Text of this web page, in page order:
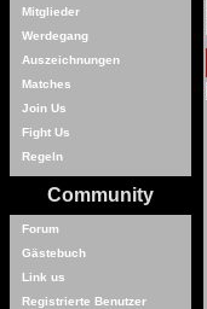
Mitglieder
Werdegang
Auszeichnungen
Matches
Join Us
Fight Us
Regeln
Community
Forum
Gästebuch
Link us
Registrierte Benutzer